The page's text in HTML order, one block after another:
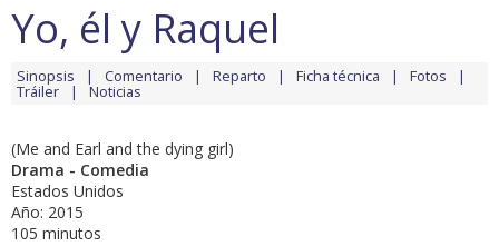
Yo, él y Raquel
Sinopsis Comentario Reparto Ficha técnica Fotos
Tráiler Noticias
(Me and Earl and the dying girl)
Drama - Comedia
Estados Unidos
Año: 2015
105 minutos